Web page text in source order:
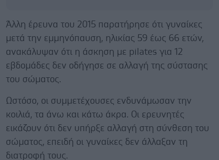
Άλλη έρευνα του 2015 παρατήρησε ότι γυναίκες
μετά την εμμηνόπαυση, ηλικίας 59 έως 66 ετών,
ανακάλυψαν ότι η άσκηση με pilates για 12
εβδομάδες δεν οδήγησε σε αλλαγή της σύστασης
του σώματος.
Ωστόσο, οι συμμετέχουσες ενδυνάμωσαν την
κοιλιά, τα άνω και κάτω άκρα. Οι ερευνητές
εικάζουν ότι δεν υπήρξε αλλαγή στη σύνθεση του
σώματος, επειδή οι γυναίκες δεν άλλαξαν τη
διατροφή τους.